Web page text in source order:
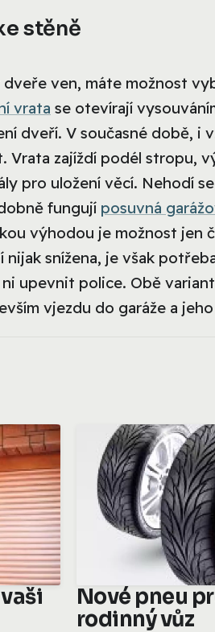
stěně
ven, máte možnost
vrata se otevírají
dveří. V současné době, i
Vrata zajíždí podél stropu,
pro uložení věcí. Nehodí
fungují posuvná
výhodou je možnost jen
nijak snížena, je však
upevnit police. Obě
vjezdu do garáže a
Nové pneu
rodinný vůz